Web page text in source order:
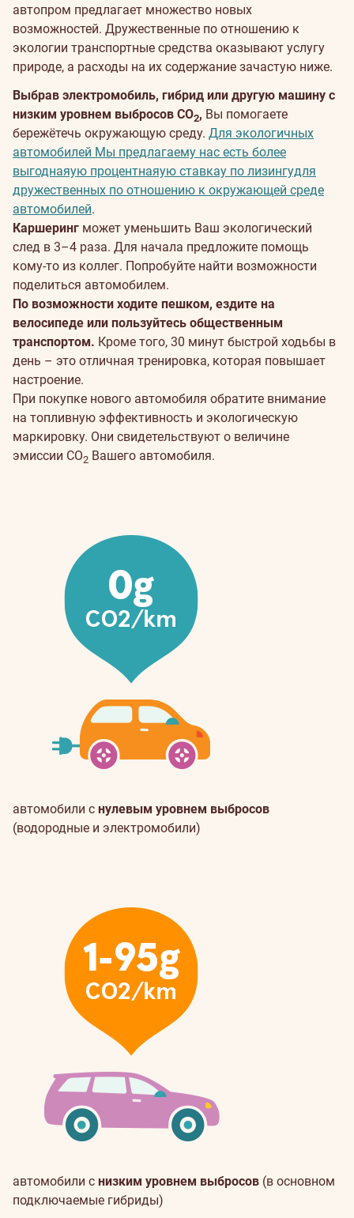
автопром предлагает множество новых
возможностей. Дружественные по отношению к
экологии транспортные средства оказывают услугу
природе, а расходы на их содержание зачастую ниже.
Выбрав электромобиль, гибрид или другую машину с
низким уровнем выбросов CO2, Вы помогаете
бережётечь окружающую среду. Для экологичных
автомобилей Мы предлагаему нас есть более
выгоднаяую процентнаяую ставкау по лизингудля
дружественных по отношению к окружающей среде
автомобилей.
Каршеринг может уменьшить Ваш экологический
след в 3–4 раза. Для начала предложите помощь
кому-то из коллег. Попробуйте найти возможности
поделиться автомобилем.
По возможности ходите пешком, ездите на
велосипеде или пользуйтесь общественным
транспортом. Кроме того, 30 минут быстрой ходьбы в
день – это отличная тренировка, которая повышает
настроение.
При покупке нового автомобиля обратите внимание
на топливную эффективность и экологическую
маркировку. Они свидетельствуют о величине
эмиссии CO2 Вашего автомобиля.
автомобили с нулевым уровнем выбросов
(водородные и электромобили)
автомобили с низким уровнем выбросов (в основном
подключаемые гибриды)